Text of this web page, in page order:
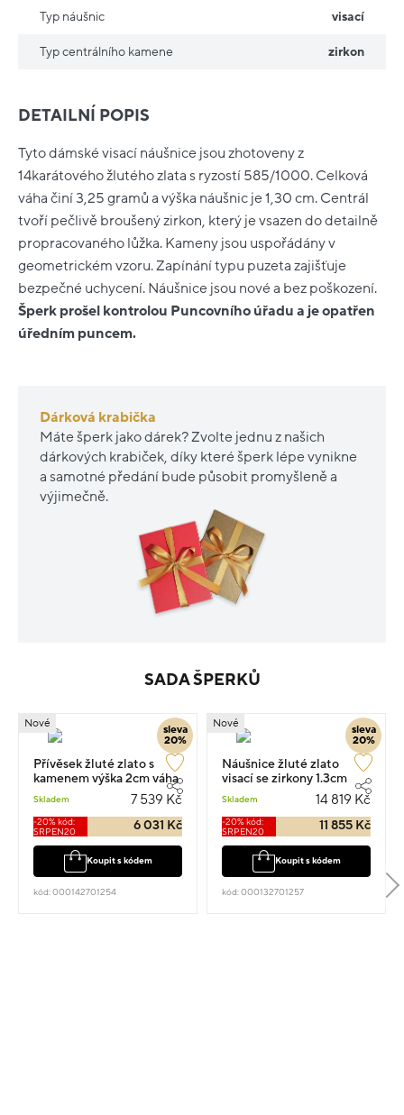
DETAILNÍ POPIS
Tyto dámské visací náušnice jsou zhotoveny z
14karátového žlutého zlata s ryzostí 585/1000. Celková
váha činí 3,25 gramů a výška náušnic je 1,30 cm. Centrál
tvoří pečlivě broušený zirkon, který je vsazen do detailně
propracovaného lůžka. Kameny jsou uspořádány v
geometrickém vzoru. Zapínání typu puzeta zajišťuje
bezpečné uchycení. Náušnice jsou nové a bez poškození.
Šperk prošel kontrolou Puncovního úřadu a je opatřen
úředním puncem.
Dárková krabička
Máte šperk jako dárek? Zvolte jednu z našich
dárkových krabiček, díky které šperk lépe vynikne
a samotné předání bude působit promyšleně a
výjimečně.
Typ náušnic visací
Typ centrálního kamene zirkon
SADA ŠPERKŮ
sleva
20%
Nové
Přívěsek žluté zlato s
kamenem výška 2cm váha
Skladem 7 539 Kč
-20% kód:
SRPEN20
6 031 Kč
Koupit s kódem
kód: 000142701254
sleva
20%
Nové
Náušnice žluté zlato
visací se zirkony 1.3cm
Skladem 14 819 Kč
-20% kód:
SRPEN20
11 855 Kč
Koupit s kódem
kód: 000132701257